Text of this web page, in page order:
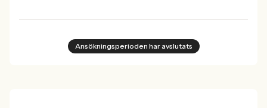
Ansökningsperioden har avslutats